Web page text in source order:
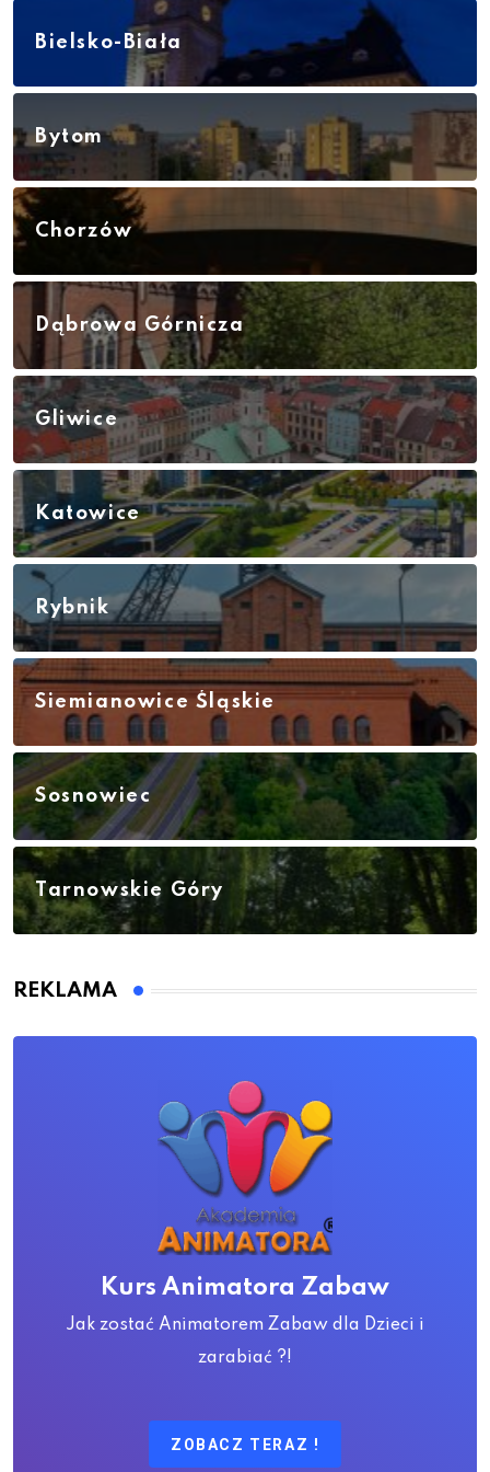
Bielsko-Biała
Bytom
Chorzów
Dąbrowa Górnicza
Gliwice
Katowice
Rybnik
Siemianowice Śląskie
Sosnowiec
Tarnowskie Góry
REKLAMA
Kurs Animatora Zabaw
Jak zostać Animatorem Zabaw dla Dzieci i
zarabiać ?!
ZOBACZ TERAZ !